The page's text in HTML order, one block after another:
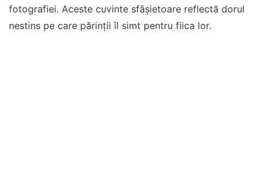
fotografiei. Aceste cuvinte sfâșietoare reflectă dorul
nestins pe care părinții îl simt pentru fiica lor.